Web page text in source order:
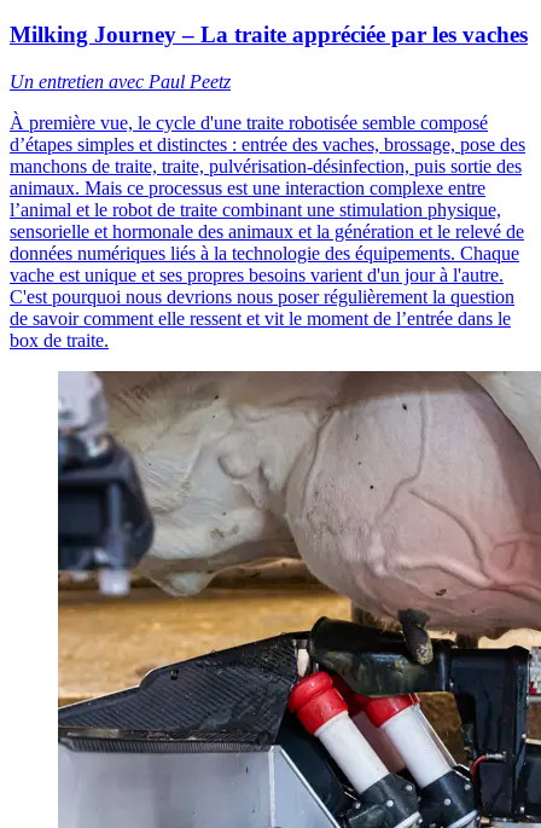
Milking Journey – La traite appréciée par les vaches
Un entretien avec Paul Peetz
À première vue, le cycle d'une traite robotisée semble composé
d’étapes simples et distinctes : entrée des vaches, brossage, pose des
manchons de traite, traite, pulvérisation-désinfection, puis sortie des
animaux. Mais ce processus est une interaction complexe entre
l’animal et le robot de traite combinant une stimulation physique,
sensorielle et hormonale des animaux et la génération et le relevé de
données numériques liés à la technologie des équipements. Chaque
vache est unique et ses propres besoins varient d'un jour à l'autre.
C'est pourquoi nous devrions nous poser régulièrement la question
de savoir comment elle ressent et vit le moment de l’entrée dans le
box de traite.